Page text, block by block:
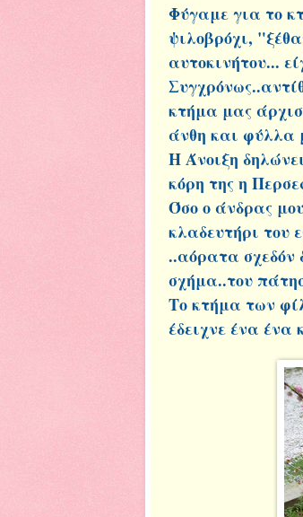
Φύγαμε για το
ψιλοβρόχι,
αυτοκινήτου...
κτήμα μας
άνθη και φύλλα
Η Άνοιξη
κόρη της η
Όσο ο άνδρας
κλαδευτήρι του
..αόρατα σχεδόν
σχήμα..του
Το κτήμα των
έδειχνε ένα